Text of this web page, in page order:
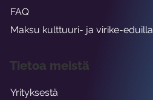
FAQ
Maksu kulttuuri- ja virike-eduilla
Tietoa meistä
Yrityksestä